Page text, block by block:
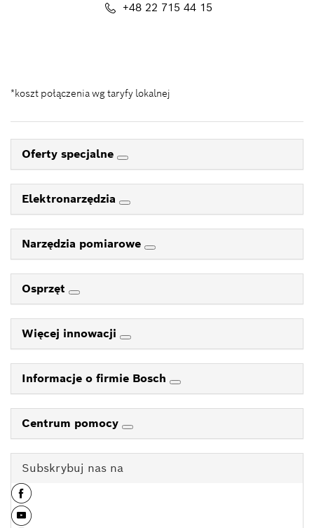
+48 22 715 44 15
*koszt połączenia wg taryfy lokalnej
Oferty specjalne
Elektronarzędzia
Narzędzia pomiarowe
Osprzęt
Więcej innowacji
Informacje o firmie Bosch
Centrum pomocy
Subskrybuj nas na